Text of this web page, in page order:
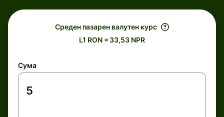
Среден пазарен валутен курс
L1 RON = 33,53 NPR
Сума